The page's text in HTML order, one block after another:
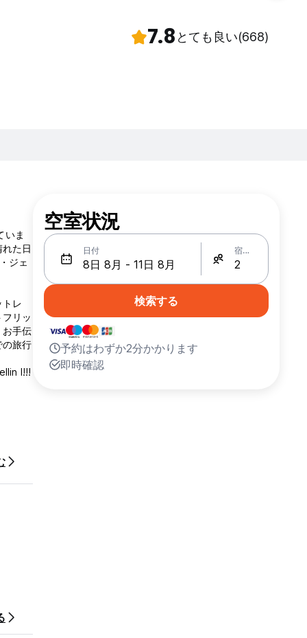
7.8 とても良い(668)
いま
た日
ジェ
レ
リッ
お手伝
の旅行
l!!!
空室状況
日付 宿泊人数
検索する
予約はわずか2分かかります
即時確認